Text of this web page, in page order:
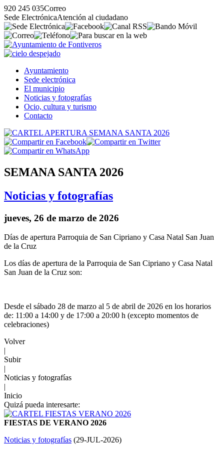
920 245 035Correo
Sede ElectrónicaAtención al ciudadano
Ayuntamiento
Sede electrónica
El municipio
Noticias y fotografías
Ocio, cultura y turismo
Contacto
SEMANA SANTA 2026
Noticias y fotografías
jueves, 26 de marzo de 2026
Días de apertura Parroquia de San Cipriano y Casa Natal San Juan
de la Cruz
Los días de apertura de la Parroquia de San Cipriano y Casa Natal
San Juan de la Cruz son:
Desde el sábado 28 de marzo al 5 de abril de 2026 en los horarios
de: 11:00 a 14:00 y de 17:00 a 20:00 h (excepto momentos de
celebraciones)
Volver
|
Subir
|
Noticias y fotografías
|
Inicio
Quizá pueda interesarte:
FIESTAS DE VERANO 2026
Noticias y fotografías (29-JUL-2026)